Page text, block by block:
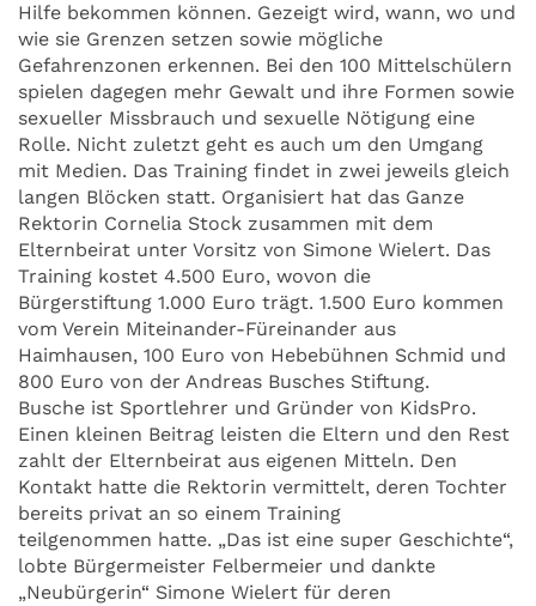
Hilfe bekommen können. Gezeigt wird, wann, wo und
wie sie Grenzen setzen sowie mögliche
Gefahrenzonen erkennen. Bei den 100 Mittelschülern
spielen dagegen mehr Gewalt und ihre Formen sowie
sexueller Missbrauch und sexuelle Nötigung eine
Rolle. Nicht zuletzt geht es auch um den Umgang
mit Medien. Das Training findet in zwei jeweils gleich
langen Blöcken statt. Organisiert hat das Ganze
Rektorin Cornelia Stock zusammen mit dem
Elternbeirat unter Vorsitz von Simone Wielert. Das
Training kostet 4.500 Euro, wovon die
Bürgerstiftung 1.000 Euro trägt. 1.500 Euro kommen
vom Verein Miteinander-Füreinander aus
Haimhausen, 100 Euro von Hebebühnen Schmid und
800 Euro von der Andreas Busches Stiftung.
Busche ist Sportlehrer und Gründer von KidsPro.
Einen kleinen Beitrag leisten die Eltern und den Rest
zahlt der Elternbeirat aus eigenen Mitteln. Den
Kontakt hatte die Rektorin vermittelt, deren Tochter
bereits privat an so einem Training
teilgenommen hatte. „Das ist eine super Geschichte“,
lobte Bürgermeister Felbermeier und dankte
„Neubürgerin“ Simone Wielert für deren